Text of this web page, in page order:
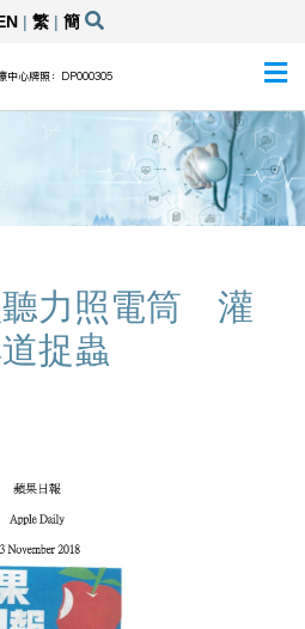
| 繁| 簡
中心牌照：DP000305
聽力照電筒 灌
捉蟲